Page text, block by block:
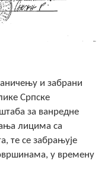
и забрани
Српске
за ванредне
лицима са
те се забрањује
у времену